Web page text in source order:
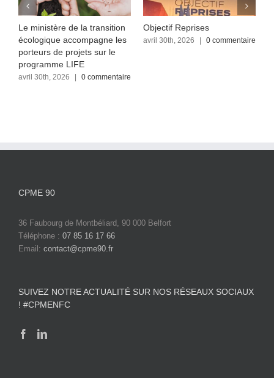
Le ministère de la transition
écologique accompagne les
porteurs de projets sur le
programme LIFE
avril 30th, 2026 0 commentaire
Objectif Reprises
avril 30th, 2026 0 commentaire
CPME 90
36 Faubourg de Montbéliard, 90 000 Belfort
Téléphone : 07 85 16 17 66
Email: contact@cpme90.fr
SUIVEZ NOTRE ACTUALITÉ SUR NOS RÉSEAUX SOCIAUX
! #CPMENFC